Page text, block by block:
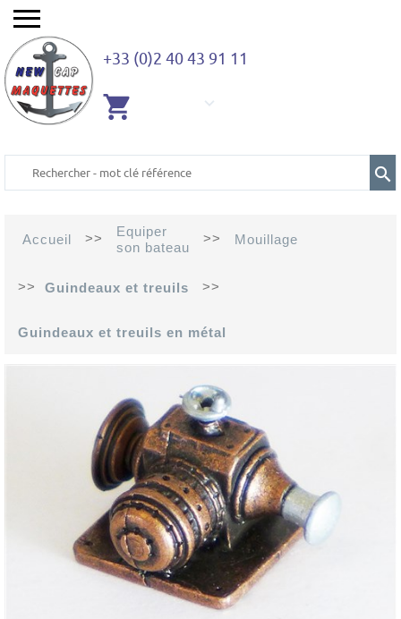
+33 (0)2 40 43 91 11
Accueil >>
Equiper
son bateau
>> Mouillage
>> Guindeaux et treuils >>
Guindeaux et treuils en métal